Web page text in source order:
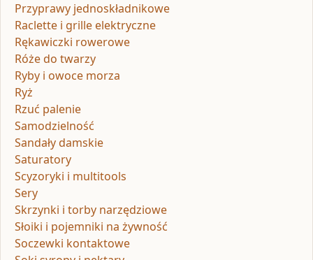
Przyprawy jednoskładnikowe
Raclette i grille elektryczne
Rękawiczki rowerowe
Róże do twarzy
Ryby i owoce morza
Ryż
Rzuć palenie
Samodzielność
Sandały damskie
Saturatory
Scyzoryki i multitools
Sery
Skrzynki i torby narzędziowe
Słoiki i pojemniki na żywność
Soczewki kontaktowe